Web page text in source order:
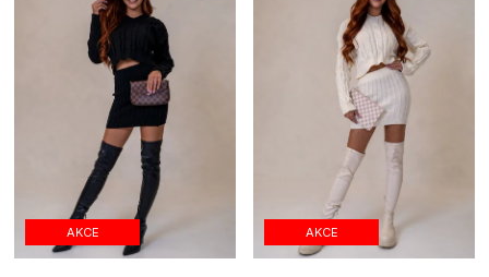
AKCE AKCE